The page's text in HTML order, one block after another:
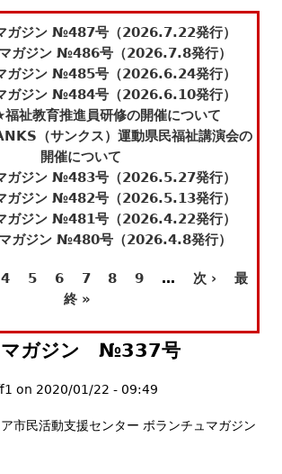
ォ
ー
ム
ガジン №487号（2026.7.22発行）
ガジン №486号（2026.7.8発行）
ガジン №485号（2026.6.24発行）
ガジン №484号（2026.6.10発行）
祉教育推進員研修の開催について
（サンクス）運動県民福祉講演会の
開催について
ガジン №483号（2026.5.27発行）
ガジン №482号（2026.5.13発行）
ガジン №481号（2026.4.22発行）
ガジン №480号（2026.4.8発行）
4 5 6 7 8 9 … 次 ›
最
終 »
マガジン №337号
on 2020/01/22 - 09:49
市民活動支援センター ボランチュマガジン